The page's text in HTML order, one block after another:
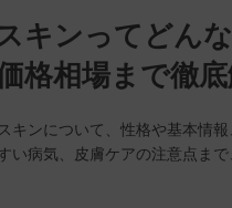
キンってどん
格相場まで徹
キンについて、性格や基本情
い病気、皮膚ケアの注意点ま